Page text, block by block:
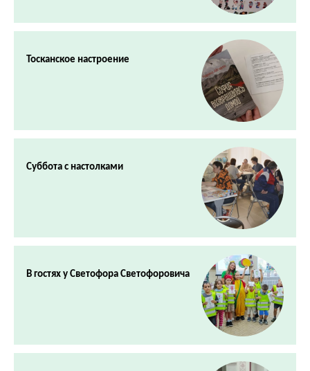
Тосканское настроение
Суббота с настолками
В гостях у Светофора Светофоровича